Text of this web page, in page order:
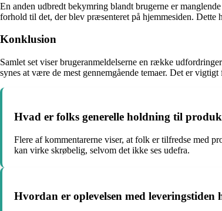
En anden udbredt bekymring blandt brugerne er
forhold til det, der blev præsenteret på hjemmesiden.
Konklusion
Samlet set viser brugeranmeldelserne en række
synes at være de mest gennemgående temaer. Det er
Hvad er folks generelle holdning til
Flere af kommentarerne viser, at folk er tilfredse med
kan virke skrøbelig, selvom det ikke ses udefra.
Hvordan er oplevelsen med leveringstiden